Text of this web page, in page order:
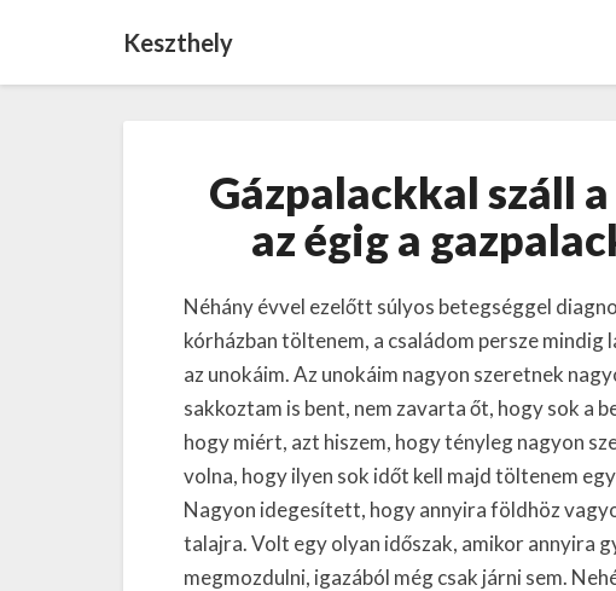
Keszthely
Gázpalackkal száll
az égig a
Néhány évvel ezelőtt súlyos betegséggel
kórházban töltenem, a családom persze
az unokáim. Az unokáim nagyon szeretnek
sakkoztam is bent, nem zavarta őt, hogy sok
hogy miért, azt hiszem, hogy tényleg nagyon
volna, hogy ilyen sok időt kell majd töltenem
Nagyon idegesített, hogy annyira földhöz
talajra. Volt egy olyan időszak, amikor annyira
megmozdulni, igazából még csak járni sem.